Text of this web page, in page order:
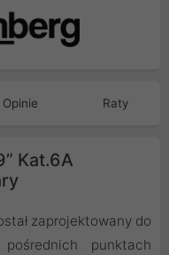
Opinie Raty
Kat.6A
zaprojektowany do
punktach